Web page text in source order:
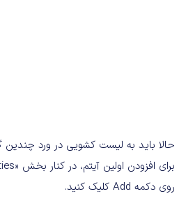
حالا باید به لیست کشویی در ورد چندین
روی دکمه Add کلیک کنید.